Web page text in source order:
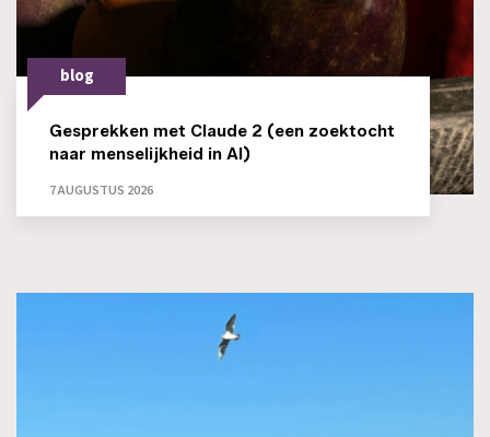
blog
Gesprekken met Claude 2 (een zoektocht
naar menselijkheid in AI)
7 AUGUSTUS 2026